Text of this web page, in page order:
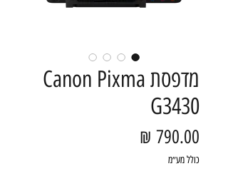
מדפסת Canon Pixma
G3430
כולל מע״מ